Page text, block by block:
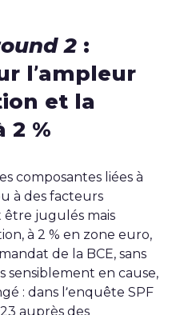
2 :
l’ampleur
et la
2 %
composantes liées à
à des facteurs
jugulés mais
à 2 % en zone euro,
de la BCE, sans
en cause,
: dans l’enquête SPF
auprès des